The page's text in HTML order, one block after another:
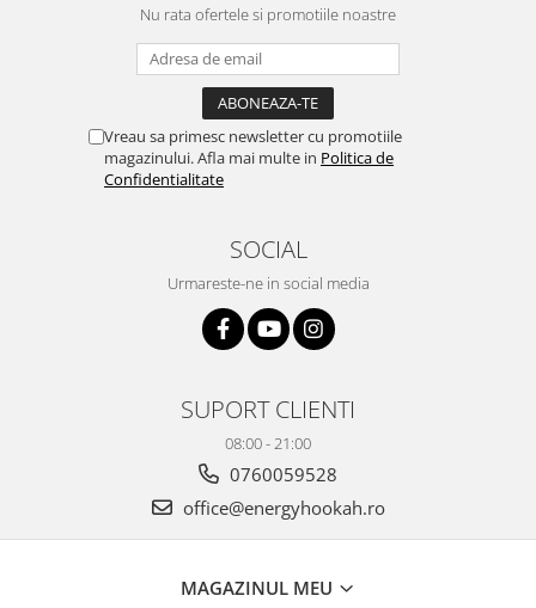
Nu rata ofertele si promotiile noastre
Vreau sa primesc newsletter cu promotiile
magazinului. Afla mai multe in Politica de
Confidentialitate
SOCIAL
Urmareste-ne in social media
SUPORT CLIENTI
08:00 - 21:00
0760059528
office@energyhookah.ro
MAGAZINUL MEU